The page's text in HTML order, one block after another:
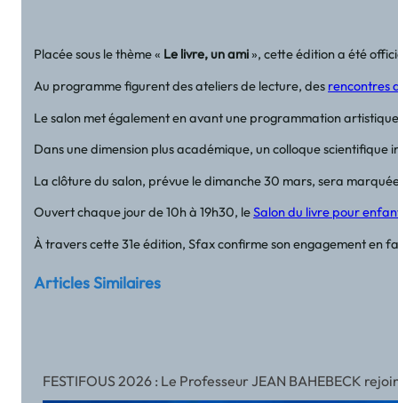
Placée sous le thème « Le livre, un ami», cette édition a été
Au programme figurent des ateliers de lecture, des rencontres
Le salon met également en avant une programmation
Dans une dimension plus académique, un colloque scientifique
La clôture du salon, prévue le dimanche 30 mars, sera
Ouvert chaque jour de 10h à 19h30, leSalon du livre pour
À travers cette 31e édition, Sfax confirme son engagement
Articles Similaires
FESTIFOUS 2026 : Le Professeur JEAN BAHEBECK